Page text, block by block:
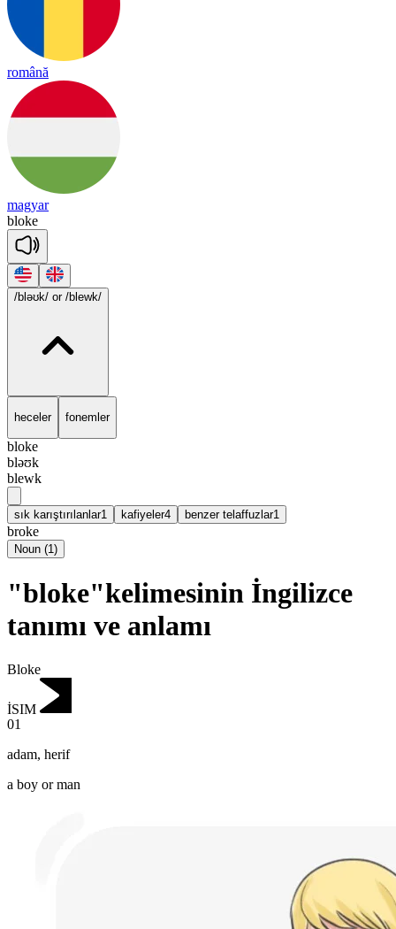
română
magyar
bloke
/bləʊk/ or /blewk/
heceler fonemler
bloke
bləʊk
blewk
sık karıştırılanlar1 kafiyeler4 benzer telaffuzlar1
broke
Noun (1)
"bloke"kelimesinin İngilizce
tanımı ve anlamı
Bloke
İSIM
01
adam, herif
a boy or man